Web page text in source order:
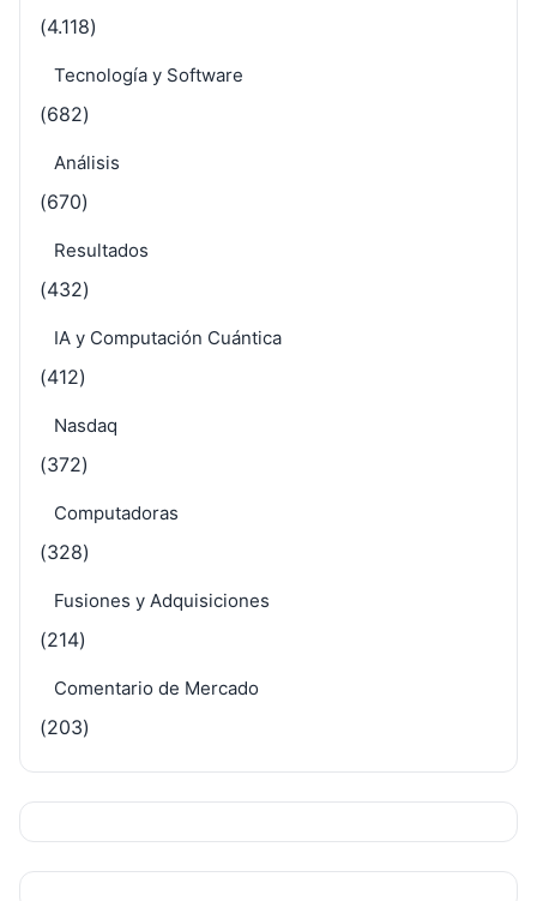
(4.118)
Tecnología y Software
(682)
Análisis
(670)
Resultados
(432)
IA y Computación Cuántica
(412)
Nasdaq
(372)
Computadoras
(328)
Fusiones y Adquisiciones
(214)
Comentario de Mercado
(203)